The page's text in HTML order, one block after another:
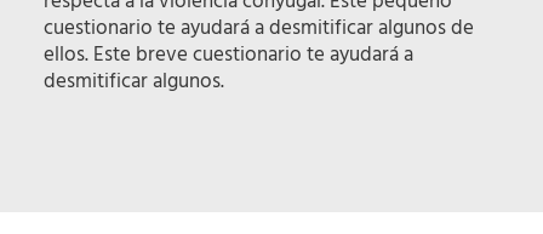
cuestionario te ayudará a desmitificar algunos de
ellos. Este breve cuestionario te ayudará a
desmitificar algunos.